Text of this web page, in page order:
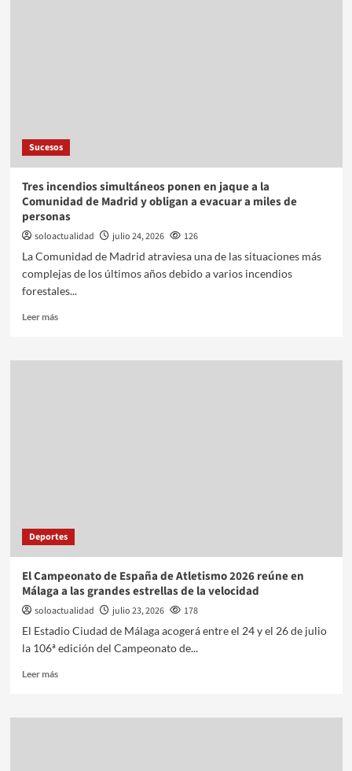
Sucesos
Tres incendios simultáneos ponen en jaque a la
Comunidad de Madrid y obligan a evacuar a miles de
personas
soloactualidad julio 24, 2026
126
La Comunidad de Madrid atraviesa una de las situaciones más
complejas de los últimos años debido a varios incendios
forestales...
Leer más
Deportes
El Campeonato de España de Atletismo 2026 reúne en
Málaga a las grandes estrellas de la velocidad
soloactualidad julio 23, 2026
178
El Estadio Ciudad de Málaga acogerá entre el 24 y el 26 de julio
la 106ª edición del Campeonato de...
Leer más